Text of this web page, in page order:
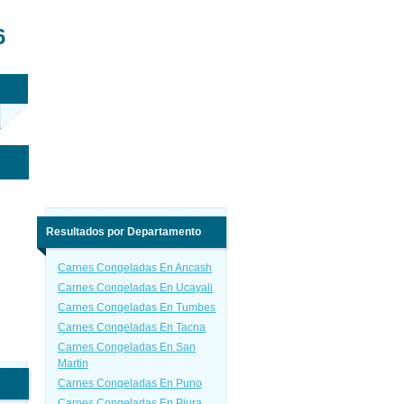
Resultados por Departamento
Carnes Congeladas En Ancash
Carnes Congeladas En Ucayali
Carnes Congeladas En Tumbes
Carnes Congeladas En Tacna
Carnes Congeladas En San
Martin
Carnes Congeladas En Puno